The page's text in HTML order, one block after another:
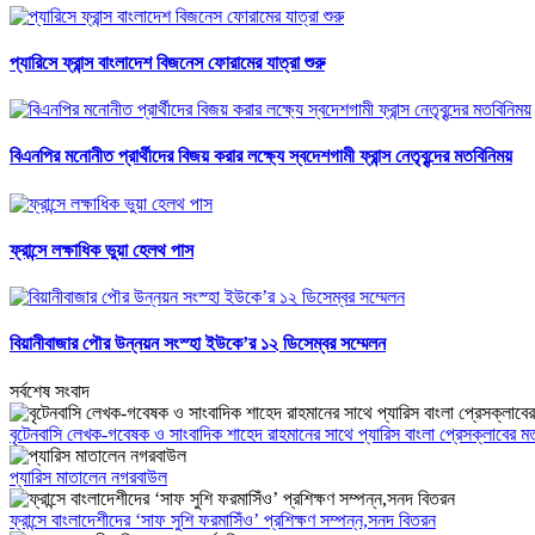
প্যারিসে ফ্রান্স বাংলাদেশ বিজনেস ফোরামের যাত্রা শুরু
বিএনপির মনোনীত প্রার্থীদের বিজয় করার লক্ষ্যে স্বদেশগামী ফ্রান্স নেতৃবৃন্দের মতবিনিময়
ফ্রান্সে লক্ষাধিক ভুয়া হেলথ পাস
বিয়ানীবাজার পৌর উন্নয়ন সংস্হা ইউকে’র ১২ ডিসেম্বর সম্মেলন
সর্বশেষ সংবাদ
বৃটেনবাসি লেখক-গবেষক ও সাংবাদিক শাহেদ রাহমানের সাথে প্যারিস বাংলা প্রেসক্লাবের
প্যারিস মাতালেন নগরবাউল
ফ্রান্সে বাংলাদেশীদের ‘সাফ সুশি ফরমাসিঁও’ প্রশিক্ষণ সম্পন্ন,সনদ বিতরন